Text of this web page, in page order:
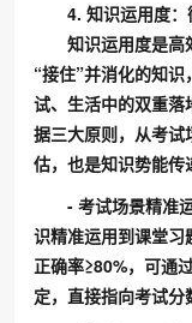
4. 知识运用度
知识运用度是高
“接住”并消化的知
试、生活中的双重
据三大原则，从考
估，也是知识势能传
- 考试场景精准
识精准运用到课堂
正确率≥80%，可通
定，直接指向考试分